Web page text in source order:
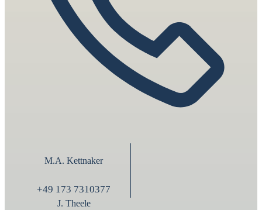
M.A. Kettnaker
+49 173 7310377
J. Theele